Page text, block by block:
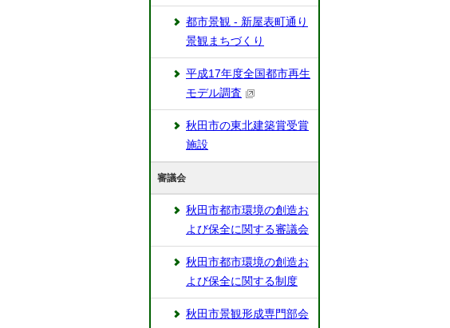
都市景観 - 新屋表町通り
景観まちづくり
平成17年度全国都市再生
モデル調査
秋田市の東北建築賞受賞
施設
審議会
秋田市都市環境の創造お
よび保全に関する審議会
秋田市都市環境の創造お
よび保全に関する制度
秋田市景観形成専門部会